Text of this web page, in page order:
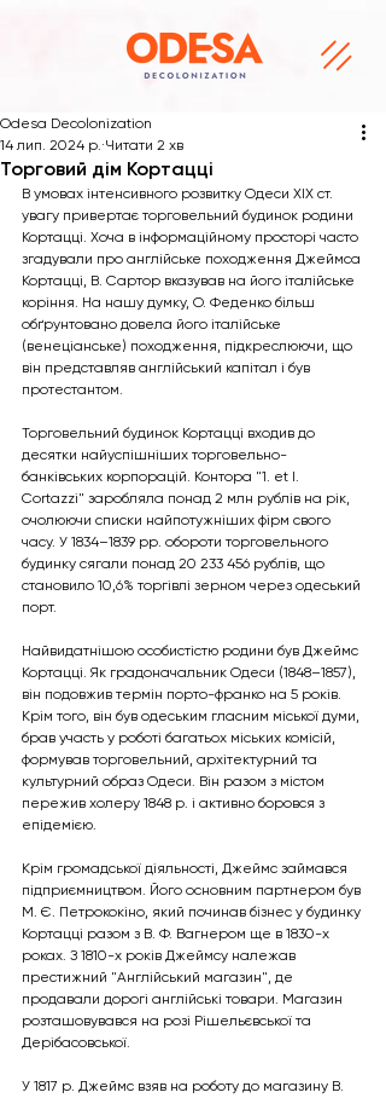
Торговий дім Кортацці
Odesa Decolonization
14 лип. 2024 р. Читати 2 хв
В умовах інтенсивного розвитку Одеси XIX ст.
увагу привертає торговельний будинок родини
Кортацці. Хоча в інформаційному просторі часто
згадували про англійське походження Джеймса
Кортацці, В. Сартор вказував на його італійське
коріння. На нашу думку, О. Феденко більш
обґрунтовано довела його італійське
(венеціанське) походження, підкреслюючи, що
він представляв англійський капітал і був
протестантом.
Торговельний будинок Кортацці входив до
десятки найуспішніших торговельно-
банківських корпорацій. Контора "1. et I.
Cortazzi" заробляла понад 2 млн рублів на рік,
очолюючи списки найпотужніших фірм свого
часу. У 1834–1839 рр. обороти торговельного
будинку сягали понад 20 233 456 рублів, що
становило 10,6% торгівлі зерном через одеський
порт.
Найвидатнішою особистістю родини був Джеймс
Кортацці. Як градоначальник Одеси (1848–1857),
він подовжив термін порто-франко на 5 років.
Крім того, він був одеським гласним міської думи,
брав участь у роботі багатьох міських комісій,
формував торговельний, архітектурний та
культурний образ Одеси. Він разом з містом
пережив холеру 1848 р. і активно боровся з
епідемією.
Крім громадської діяльності, Джеймс займався
підприємництвом. Його основним партнером був
М. Є. Петрококіно, який починав бізнес у будинку
Кортацці разом з В. Ф. Вагнером ще в 1830-х
роках. З 1810-х років Джеймсу належав
престижний "Англійський магазин", де
продавали дорогі англійські товари. Магазин
розташовувався на розі Рішельєвської та
Дерібасовської.
У 1817 р. Джеймс взяв на роботу до магазину В.